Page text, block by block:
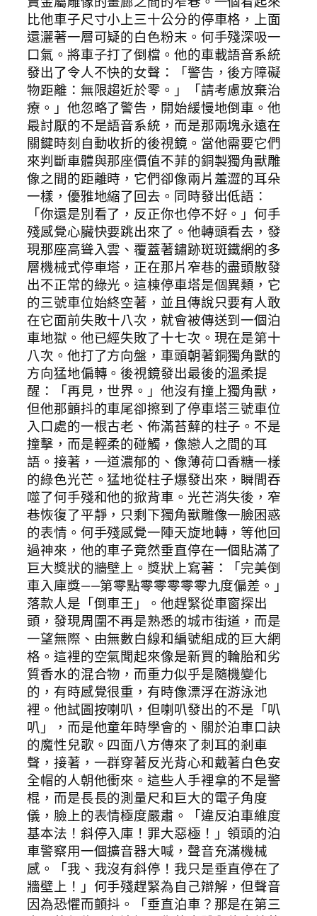
比他車子尺寸小上三十公分的停車格，上面
還灑著一層可疑的白色粉末。何手殘深吸一
口氣。將車子打了倒檔。他的車載語音系統
發出了令人不快的女聲：「警告，後方障礙
物距離：無限趨近於零。」「請考慮放棄治
療。」他忽略了警告，開始緩慢地倒車。他
最討厭的不是語音系統，而是那兩塊永遠在
關鍵時刻自動收折的後視鏡。當他需要它們
來判斷車體與那座價值不菲的銅製獨角獸雕
像之間的距離時，它們卻像兩片羞澀的耳朵
一樣，優雅地縮了回去。同時發出低語：
「你還是別看了，反正你也停不好。」何手
殘感覺心臟快要跳出來了。他轉頭看去，發
現那座高聳入雲、覆蓋著鏽跡斑斑鐵網的多
層機械式停車塔，正在那片窄巷的盡頭散發
出不正常的綠光。這棟停車塔是個異類，它
的三號車位始終空著，並且傳說只要有人敢
在它面前失敗十八次，就會被傳送到一個泊
車地獄。他已經失敗了十七次。現在是第十
八次。他打了方向盤，車頭朝著銅獨角獸的
方向猛地偏轉。後視鏡發出最後的溫柔提
醒：「再見，世界。」他沒有撞上獨角獸，
但他那顫抖的車尾卻擦到了停車塔三號車位
入口處的一根古老、佈滿苔蘚的柱子。不是
撞擊，而是輕柔的碰觸，像戀人之間的耳
語。接著，一道濃郁的、像薄荷口香糖一樣
的綠色光芒。猛地從柱子爆發出來，瞬間吞
噬了何手殘和他的掀背車。光芒消失後，窄
巷恢復了平靜，只剩下獨角獸雕像一臉困惑
的表情。何手殘感覺一陣天旋地轉，等他回
過神來，他的車子竟然垂直停在一個貼滿了
巨大獎狀的牆壁上。獎狀上寫著：「完美倒
車入庫獎——第零點零零零零零九度偏差。」
落款人是「倒車王」。他趕緊從車窗探出
頭，發現周圍不再是熟悉的城市街道，而是
一望無際、由無數白線和編號組成的巨大網
格。這裡的空氣聞起來像是新買的輪胎和劣
質香水的混合物，而重力似乎是隨機變化
的，有時感覺很重，有時像漂浮在游泳池
裡。他試圖按喇叭，但喇叭發出的不是「叭
叭」，而是他童年時學會的、關於泊車口訣
的魔性兒歌。四面八方傳來了刺耳的剎車
聲，接著，一群穿著反光背心和戴著白色安
全帽的人朝他衝來。這些人手裡拿的不是警
棍，而是長長的測量尺和巨大的電子角度
儀，臉上的表情極度嚴肅。「違反泊車維度
基本法！斜停入庫！罪大惡極！」領頭的泊
車警察用一個擴音器大喊，聲音充滿機械
感。「我、我沒有斜停！我只是垂直停在了
牆壁上！」何手殘趕緊為自己辯解，但聲音
因為恐懼而顫抖。「垂直泊車？那是在第三